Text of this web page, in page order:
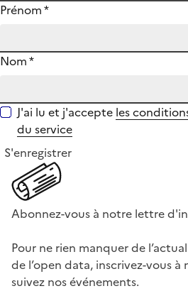
Prénom*
Nom*
J'ai lu et j'accepte les
du service
S'enregistrer
Abonnez-vous à notre lettre
Pour ne rien manquer de
de l’open data, inscrivez-vous
suivez nos événements.